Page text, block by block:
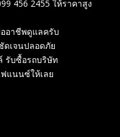
456 2455 ให้ราคาสูง
อาชีพดูแลครับ
เจนปลอดภัย
รับซื้อรถบริษัท
แนนซ์ให้เลย